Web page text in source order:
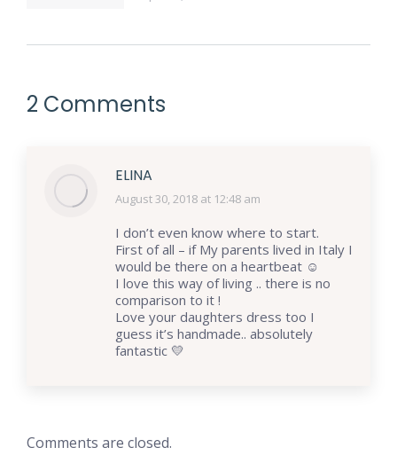
2 Comments
ELINA
says:
August 30, 2018 at 12:48 am
I don’t even know where to start.
First of all – if My parents lived in Italy I
would be there on a heartbeat ☺️
I love this way of living .. there is no
comparison to it !
Love your daughters dress too I
guess it’s handmade.. absolutely
fantastic 💛
Comments are closed.